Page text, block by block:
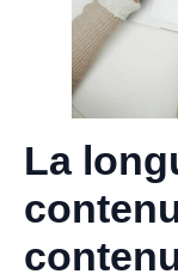
La